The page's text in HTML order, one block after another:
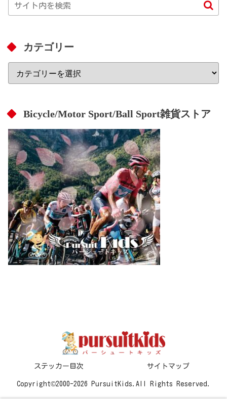
カテゴリー
Bicycle/Motor Sport/Ball Sport雑貨ストア
ステッカー目次 サイトマップ
Copyright©2000-2026 PursuitKids.All Rights Reserved.